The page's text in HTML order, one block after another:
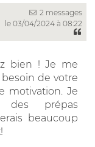
2 messages
le 03/04/2024 à 08:22
bien ! Je me
de votre
motivation. Je
des prépas
beaucoup